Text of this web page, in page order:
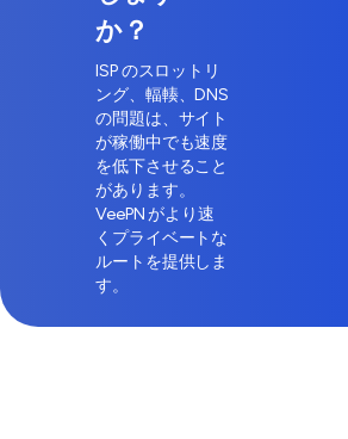
か？
ISP のスロットリ
ング、輻輳、DNS
の問題は、サイト
が稼働中でも速度
を低下させること
があります。
VeePN がより速
くプライベートな
ルートを提供しま
す。